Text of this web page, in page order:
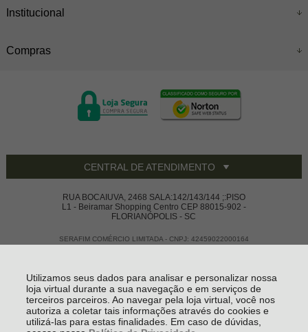
Utilizamos seus dados para analisar e personalizar nossa
loja virtual durante a sua navegação e em serviços de
terceiros parceiros. Ao navegar pela loja virtual, você nos
autoriza a coletar tais informações através do cookies e
utilizá-las para estas finalidades. Em caso de dúvidas,
Institucional
Compras
CENTRAL DE ATENDIMENTO
RUA BOCAIUVA, 2468 SALA:142/143/144 ;:PISO
L1 - Beiramar Shopping Centro CEP 88015-902 -
FLORIANÓPOLIS - SC
SERAFIM COMÉRCIO LIMITADA - CNPJ: 42459022000164